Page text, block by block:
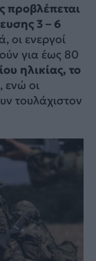
προβλέπεται
3 – 6
οι ενεργοί
για έως 80
ηλικίας, το
, ενώ οι
τουλάχιστον